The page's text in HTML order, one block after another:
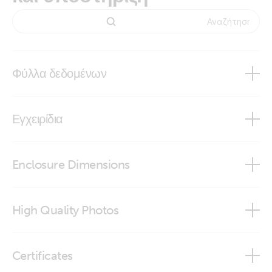
Φύλλα δεδομένων
Εγχειρίδια
Enclosure Dimensions
AGM Telecom Battery 12V/165Ah (M8)
High Quality Photos
Certificates